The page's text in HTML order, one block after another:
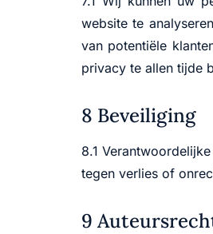
website te
van potentiële
privacy te allen tijde
8 Beveiliging
8.1
tegen verlies of
9